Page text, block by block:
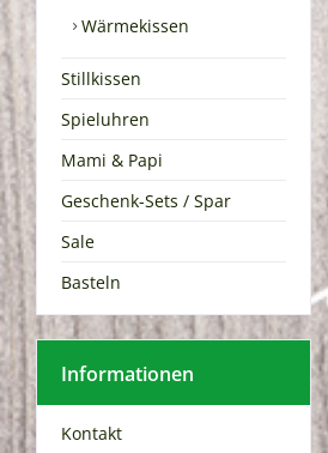
Wärmekissen
Stillkissen
Spieluhren
Mami & Papi
Geschenk-Sets / Spar
Sale
Basteln
Informationen
Kontakt